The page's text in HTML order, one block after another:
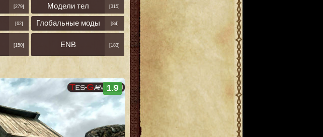
[279] Модели тел [315]
[62] Глобальные моды [84]
[150] ENB [183]
+ 1.9